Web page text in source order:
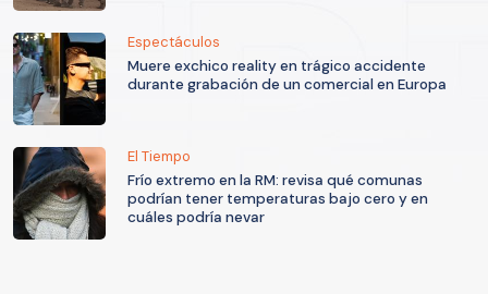
Espectáculos
Muere exchico reality en trágico accidente
durante grabación de un comercial en Europa
El Tiempo
Frío extremo en la RM: revisa qué comunas
podrían tener temperaturas bajo cero y en
cuáles podría nevar